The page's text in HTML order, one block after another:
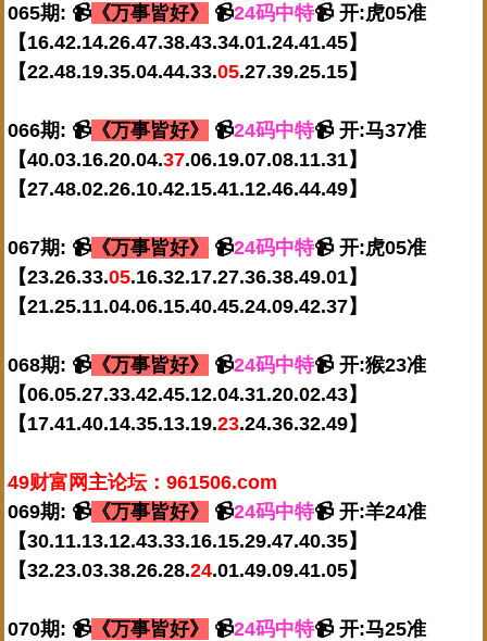
065期: 📹 《万事皆好》 📹24码中特📹 开:虎05准
【16.42.14.26.47.38.43.34.01.24.41.45】
【22.48.19.35.04.44.33.05.27.39.25.15】
066期: 📹 《万事皆好》 📹24码中特📹 开:马37准
【40.03.16.20.04.37.06.19.07.08.11.31】
【27.48.02.26.10.42.15.41.12.46.44.49】
067期: 📹 《万事皆好》 📹24码中特📹 开:虎05准
【23.26.33.05.16.32.17.27.36.38.49.01】
【21.25.11.04.06.15.40.45.24.09.42.37】
068期: 📹 《万事皆好》 📹24码中特📹 开:猴23准
【06.05.27.33.42.45.12.04.31.20.02.43】
【17.41.40.14.35.13.19.23.24.36.32.49】
49财富网主论坛：961506.com
069期: 📹 《万事皆好》 📹24码中特📹 开:羊24准
【30.11.13.12.43.33.16.15.29.47.40.35】
【32.23.03.38.26.28.24.01.49.09.41.05】
070期: 📹 《万事皆好》 📹24码中特📹 开:马25准